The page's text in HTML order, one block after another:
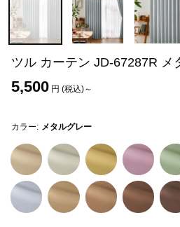
ツル カーテン JD-67287R メ
5,500 円 (税込)～
カラー: メタルグレー